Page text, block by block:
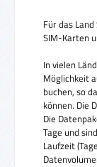
Für das
SIM-Karten
In vielen
Möglichkeit
buchen, so
können. Die
Die
Tage und
Laufzeit